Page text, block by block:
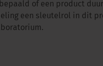
of een product
een sleutelrol in dit